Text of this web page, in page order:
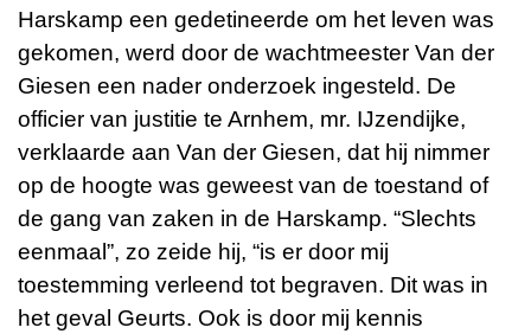
Harskamp een gedetineerde om het leven was
gekomen, werd door de wachtmeester Van der
Giesen een nader onderzoek ingesteld. De
officier van justitie te Arnhem, mr. IJzendijke,
verklaarde aan Van der Giesen, dat hij nimmer
op de hoogte was geweest van de toestand of
de gang van zaken in de Harskamp. “Slechts
eenmaal”, zo zeide hij, “is er door mij
toestemming verleend tot begraven. Dit was in
het geval Geurts. Ook is door mij kennis